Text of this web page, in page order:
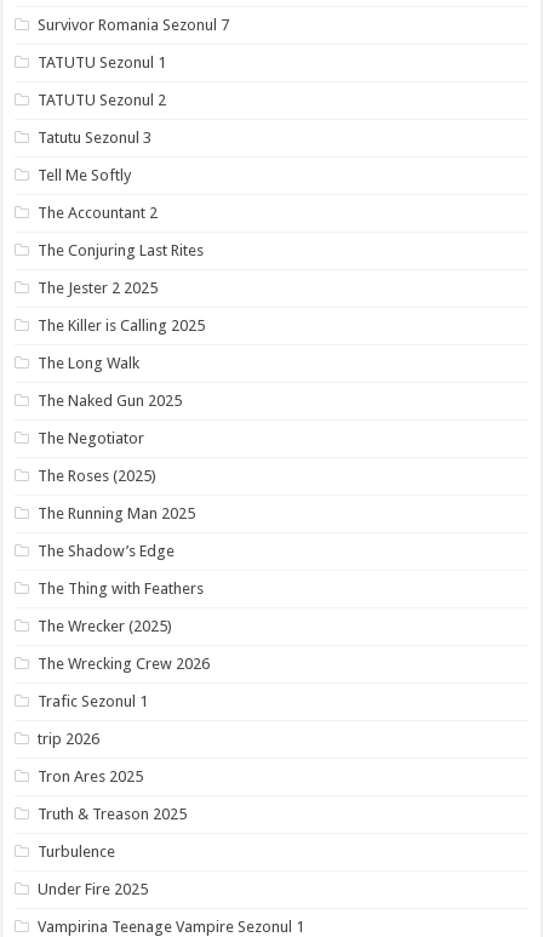
Survivor Romania Sezonul 7
TATUTU Sezonul 1
TATUTU Sezonul 2
Tatutu Sezonul 3
Tell Me Softly
The Accountant 2
The Conjuring Last Rites
The Jester 2 2025
The Killer is Calling 2025
The Long Walk
The Naked Gun 2025
The Negotiator
The Roses (2025)
The Running Man 2025
The Shadow’s Edge
The Thing with Feathers
The Wrecker (2025)
The Wrecking Crew 2026
Trafic Sezonul 1
trip 2026
Tron Ares 2025
Truth & Treason 2025
Turbulence
Under Fire 2025
Vampirina Teenage Vampire Sezonul 1